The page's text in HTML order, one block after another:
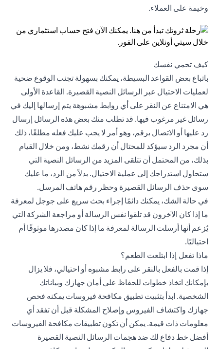
وخيمة على العملاء.
كيف تحمي نفسك
باتباع بعض القواعد البسيطة، يمكنك بسهولة تجنب الوقوع ضحية
لعمليات الاحتيال عبر الرسائل النصية القصيرة. القاعدة الأولى
هي الامتناع عن النقر على أي روابط مشبوهة يتم إرسالها إليك في
رسائل غير مرغوب فيها. قد تطلب منك بعض هذه الرسائل إرسال
رد عليها أو الاتصال برقم، وهو أمر لا يجب عليك فعله مطلقًا، ذلك
أن مجرد الرد سيؤكد للمحتال أن رقمك نشط، ومن خلال القيام
بذلك، من المحتمل أن تتلقى المزيد من الرسائل النصية التي
ستحاول استدراجك إلى عملية الاحتيال. بدلاً من الرد، ما عليك
سوى حذف الرسائل القصيرة وحظر رقم هاتف المرسل.
في حالة الشك، يمكنك دائمًا إجراء بحث سريع على جوجل لمعرفة
ما إذا كان الآخرون قد تلقوا نفس الرسالة أو مراجعة الشركة التي
يُزعم أنها أرسلت الرسالة لمعرفة ما إذا كان مصدرها موثوقًا أم
احتياليًا.
ماذا تفعل إذا ابتلعت الطعم؟
إذا قمت بالفعل بالنقر على رابط مشبوه أو احتيالي، فلا يزال
بإمكانك اتخاذ خطوات للحفاظ على أمان جهازك وبياناتك
الشخصية. ابدأ بتثبيت تطبيق مكافحة فيروسات يمكنه فحص
جهازك واكتشاف الفيروس وإصلاح المشكلة قبل أن تفقد أي
معلومات ذات قيمة. يمكن أن تكون تطبيقات مكافحة الفيروسات
أفضل خط دفاع لك ضد هجمات الرسائل النصية القصيرة